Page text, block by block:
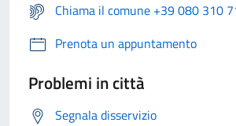
Chiama il comune +39 080 310
Prenota un appuntamento
Problemi in città
Segnala disservizio